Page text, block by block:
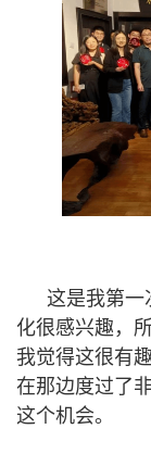
这是我第一
化很感兴趣，
我觉得这很有
在那边度过了
这个机会。